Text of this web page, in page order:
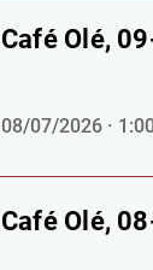
Café Olé,
08/07/2026 ·
Café Olé,